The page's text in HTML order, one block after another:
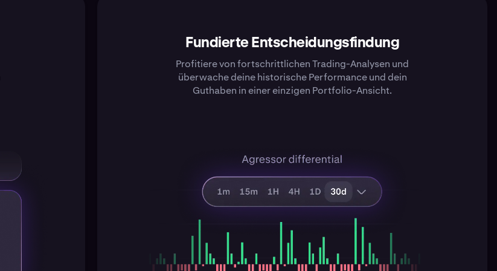
Fundierte Entscheidungsfindung
Profitiere von fortschrittlichen Trading-Analysen und
überwache deine historische Performance und dein
Guthaben in einer einzigen Portfolio-Ansicht.